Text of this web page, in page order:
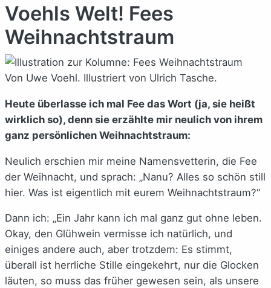
Voehls Welt! Fees
Weihnachtstraum
Von Uwe Voehl. Illustriert von Ulrich Tasche.
Heute überlasse ich mal Fee das Wort (ja, sie heißt
wirklich so), denn sie erzählte mir neulich von ihrem
ganz persönlichen Weihnachtstraum:
Neulich erschien mir meine Namensvetterin, die Fee
der Weihnacht, und sprach: „Nanu? Alles so schön still
hier. Was ist eigentlich mit eurem Weihnachtstraum?“
Dann ich: „Ein Jahr kann ich mal ganz gut ohne leben.
Okay, den Glühwein vermisse ich natürlich, und
einiges andere auch, aber trotzdem: Es stimmt,
überall ist herrliche Stille eingekehrt, nur die Glocken
läuten, so muss das früher gewesen sein, als unsere